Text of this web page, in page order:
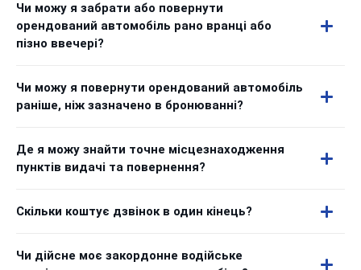
Чи можу я забрати або повернути
орендований автомобіль рано вранці або
пізно ввечері?
Чи можу я повернути орендований автомобіль
раніше, ніж зазначено в бронюванні?
Де я можу знайти точне місцезнаходження
пунктів видачі та повернення?
Скільки коштує дзвінок в один кінець?
Чи дійсне моє закордонне водійське